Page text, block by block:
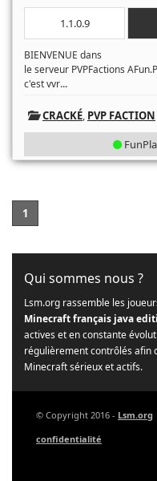
1.1.0.9
BIENVENUE dans
le serveur PVPFactions
c'est vvr...
CRACKÉ, PVP FACTION
1
Qui sommes nous ?
Lsm.org rassemble les
Minecraft français java
actives et en constante
régulièrement contrôlés afin
Minecraft sérieux et actifs.
© Copyright 2016 - Lsm.org
confidentialité